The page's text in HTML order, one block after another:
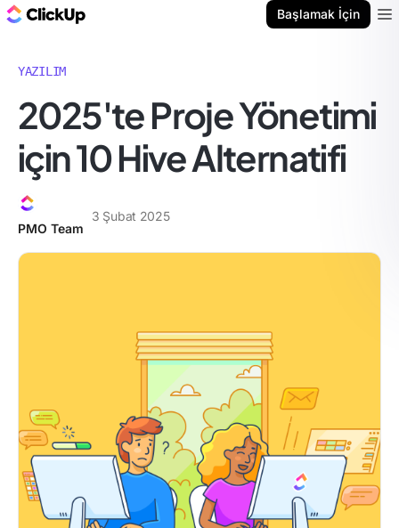
Başlamak İçin
YAZILIM
2025'te Proje Yönetimi
için 10 Hive Alternatifi
PMO Team
3 Şubat 2025